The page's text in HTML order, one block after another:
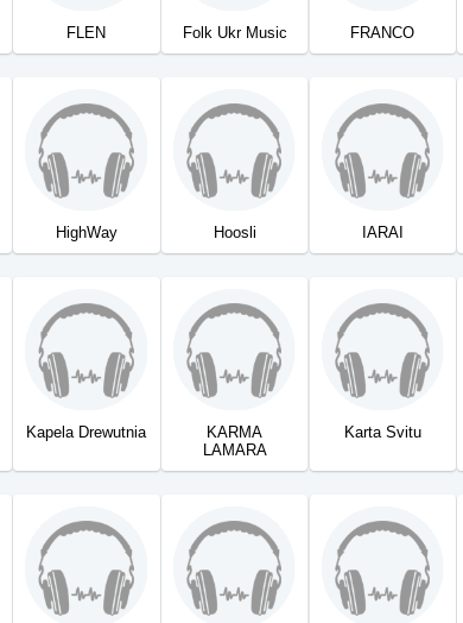
FLEN Folk Ukr Music FRANCO
HighWay Hoosli IARAI
Kapela Drewutnia
KARMA
LAMARA
Karta Svitu